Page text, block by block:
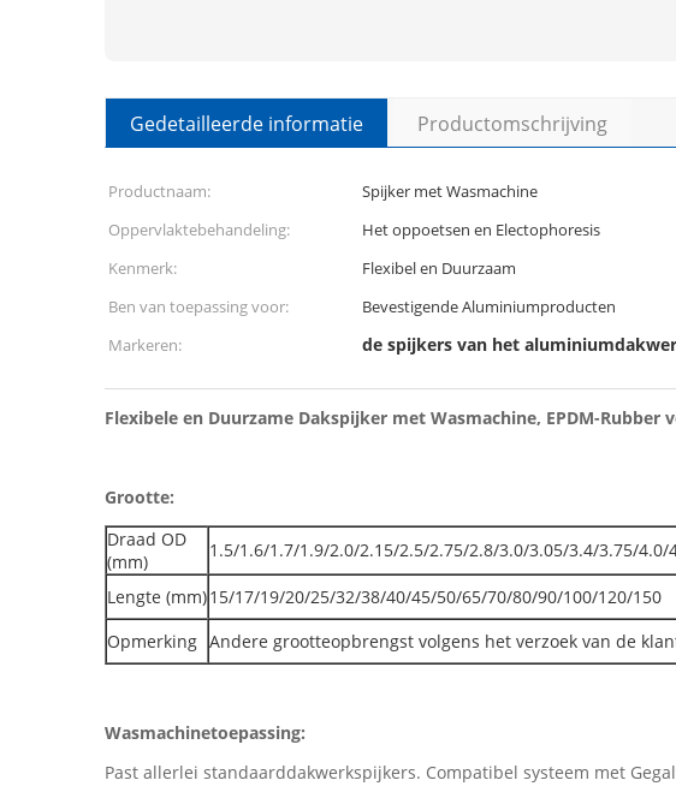
Gedetailleerde informatie Productomschrijving
Productnaam: Spijker met Wasmachine
Oppervlaktebehandeling:
Het oppoetsen en Electophoresis
Kenmerk:
Flexibel en Duurzaam
Ben van toepassing voor:
Bevestigende Aluminiumproducten
Markeren:
de spijkers van het
Flexibele en Duurzame Dakspijker met Wasmachine, EPDM-Rubber
Grootte:
Draad OD
(mm)
1.5/1.6/1.7/1.9/2.0/2.15/2.5/2.75/2.8/3.0/3.05/3.4/3.75/4.0/
Lengte (mm)15/17/19/20/25/32/38/40/45/50/65/70/80/90/100/120/150
Opmerking Andere grootteopbrengst volgens het verzoek van de
Wasmachinetoepassing:
Past allerlei standaarddakwerkspijkers. Compatibel systeem met